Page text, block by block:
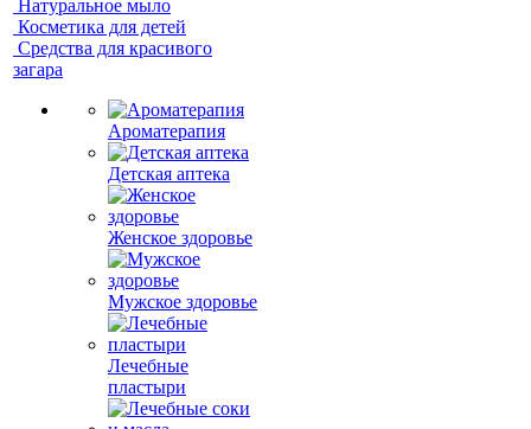
Натуральное мыло
Косметика для детей
Средства для красивого
загара
Ароматерапия
Детская аптека
Женское здоровье
Мужское здоровье
Лечебные
пластыри